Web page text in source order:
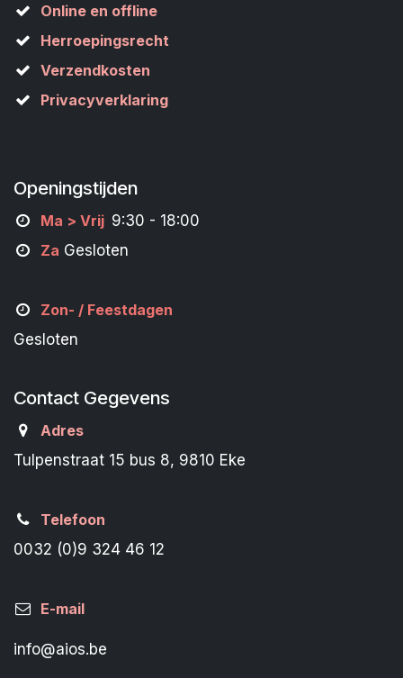
Online en offline
Herroepingsrecht
Verzendkosten
Privacyverklaring
Openingstijden
Ma > Vrij 9:30 - 18:00
Za Gesloten
Zon- / Feestdagen
Gesloten
Contact Gegevens
Adres
Tulpenstraat 15 bus 8, 9810 Eke
Telefoon
0032 (0)9 324 46 12
E-mail
info@aios.be